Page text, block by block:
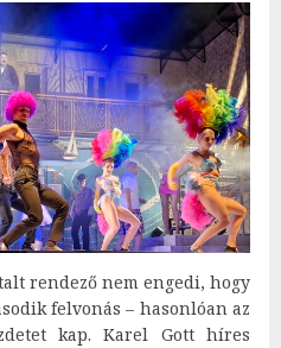
rendező nem engedi, hogy
felvonás – hasonlóan az
kap. Karel Gott híres